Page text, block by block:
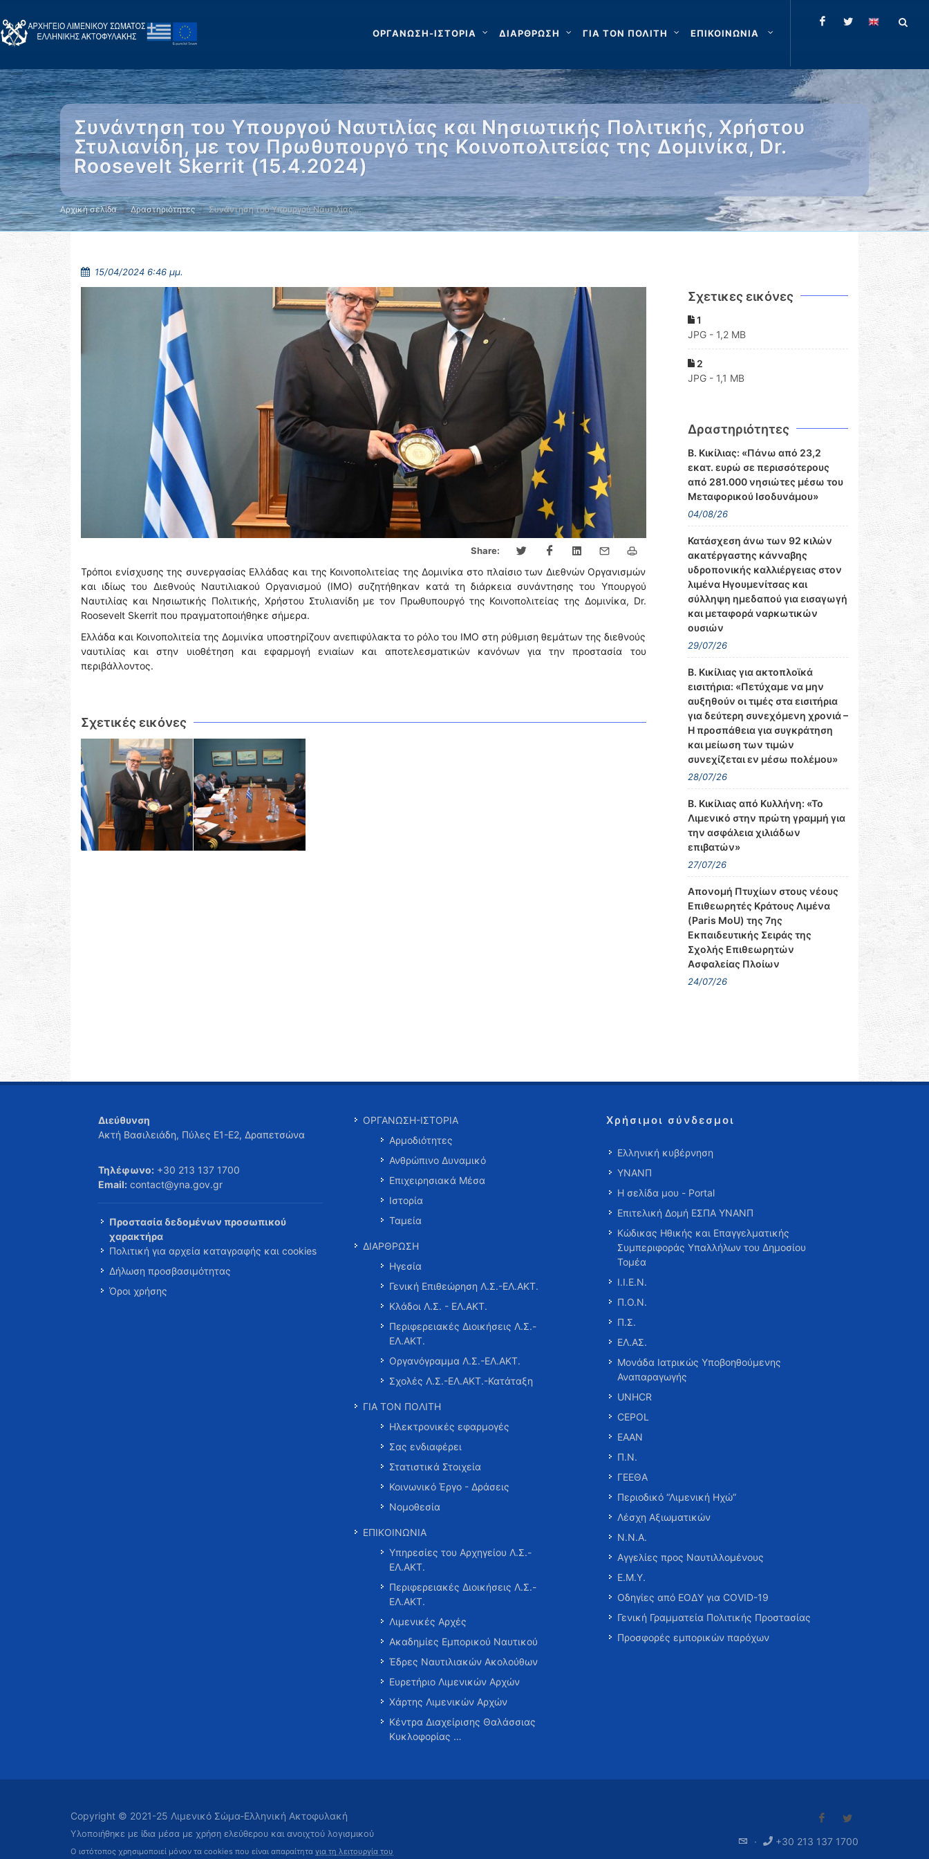
ΟΡΓΑΝΩΣΗ-ΙΣΤΟΡΙΑ ΔΙΑΡΘΡΩΣΗ ΓΙΑ ΤΟΝ ΠΟΛΙΤΗ ΕΠΙΚΟΙΝΩΝΙΑ
Συνάντηση του Υπουργού Ναυτιλίας και Νησιωτικής Πολιτικής, Χρήστου
Στυλιανίδη, με τον Πρωθυπουργό της Κοινοπολιτείας της Δομινίκα, Dr.
Roosevelt Skerrit (15.4.2024)
Αρχική σελίδα Δραστηριότητες Συνάντηση του Υπουργού Ναυτιλίας …
15/04/2024 6:46 μμ.
Share:
Τρόποι ενίσχυσης της συνεργασίας Ελλάδας και της Κοινοπολιτείας της Δομινίκα στο πλαίσιο των Διεθνών Οργανισμών
και ιδίως του Διεθνούς Ναυτιλιακού Οργανισμού (IMΟ) συζητήθηκαν κατά τη διάρκεια συνάντησης του Υπουργού
Ναυτιλίας και Νησιωτικής Πολιτικής, Χρήστου Στυλιανίδη με τον Πρωθυπουργό της Κοινοπολιτείας της Δομινίκα, Dr.
Roosevelt Skerrit που πραγματοποιήθηκε σήμερα.
Ελλάδα και Κοινοπολιτεία της Δομινίκα υποστηρίζουν ανεπιφύλακτα το ρόλο του ΙΜΟ στη ρύθμιση θεμάτων της διεθνούς
ναυτιλίας και στην υιοθέτηση και εφαρμογή ενιαίων και αποτελεσματικών κανόνων για την προστασία του
περιβάλλοντος.
Σχετικές εικόνες
Σχετικες εικόνες
1
JPG - 1,2 MB
2
JPG - 1,1 MB
Δραστηριότητες
Β. Κικίλιας: «Πάνω από 23,2
εκατ. ευρώ σε περισσότερους
από 281.000 νησιώτες μέσω του
Μεταφορικού Ισοδυνάμου»
04/08/26
Κατάσχεση άνω των 92 κιλών
ακατέργαστης κάνναβης
υδροπονικής καλλιέργειας στον
λιμένα Ηγουμενίτσας και
σύλληψη ημεδαπού για εισαγωγή
και μεταφορά ναρκωτικών
ουσιών
29/07/26
Β. Κικίλιας για ακτοπλοϊκά
εισιτήρια: «Πετύχαμε να μην
αυξηθούν οι τιμές στα εισιτήρια
για δεύτερη συνεχόμενη χρονιά –
Η προσπάθεια για συγκράτηση
και μείωση των τιμών
συνεχίζεται εν μέσω πολέμου»
28/07/26
Β. Κικίλιας από Κυλλήνη: «Το
Λιμενικό στην πρώτη γραμμή για
την ασφάλεια χιλιάδων
επιβατών»
27/07/26
Απονομή Πτυχίων στους νέους
Επιθεωρητές Κράτους Λιμένα
(Paris MoU) της 7ης
Εκπαιδευτικής Σειράς της
Σχολής Επιθεωρητών
Ασφαλείας Πλοίων
24/07/26
Διεύθυνση
Ακτή Βασιλειάδη, Πύλες Ε1-Ε2, Δραπετσώνα
Τηλέφωνο: +30 213 137 1700
Email: contact@yna.gov.gr
Προστασία δεδομένων προσωπικού
χαρακτήρα
Πολιτική για αρχεία καταγραφής και cookies
Δήλωση προσβασιμότητας
Όροι χρήσης
ΟΡΓΑΝΩΣΗ-ΙΣΤΟΡΙΑ
Αρμοδιότητες
Ανθρώπινο Δυναμικό
Επιχειρησιακά Μέσα
Ιστορία
Ταμεία
ΔΙΑΡΘΡΩΣΗ
Ηγεσία
Γενική Επιθεώρηση Λ.Σ.-ΕΛ.ΑΚΤ.
Κλάδοι Λ.Σ. - ΕΛ.ΑΚΤ.
Περιφερειακές Διοικήσεις Λ.Σ.-
ΕΛ.ΑΚΤ.
Οργανόγραμμα Λ.Σ.-ΕΛ.ΑΚΤ.
Σχολές Λ.Σ.-ΕΛ.ΑΚΤ.-Κατάταξη
ΓΙΑ ΤΟΝ ΠΟΛΙΤΗ
Ηλεκτρονικές εφαρμογές
Σας ενδιαφέρει
Στατιστικά Στοιχεία
Κοινωνικό Έργο - Δράσεις
Νομοθεσία
ΕΠΙΚΟΙΝΩΝΙΑ
Υπηρεσίες του Αρχηγείου Λ.Σ.-
ΕΛ.ΑΚΤ.
Περιφερειακές Διοικήσεις Λ.Σ.-
ΕΛ.ΑΚΤ.
Λιμενικές Αρχές
Ακαδημίες Εμπορικού Ναυτικού
Έδρες Ναυτιλιακών Ακολούθων
Ευρετήριο Λιμενικών Αρχών
Χάρτης Λιμενικών Αρχών
Κέντρα Διαχείρισης Θαλάσσιας
Κυκλοφορίας …
Χρήσιμοι σύνδεσμοι
Ελληνική κυβέρνηση
ΥΝΑΝΠ
Η σελίδα μου - Portal
Επιτελική Δομή ΕΣΠΑ ΥΝΑΝΠ
Κώδικας Ηθικής και Επαγγελματικής
Συμπεριφοράς Υπαλλήλων του Δημοσίου
Τομέα
Ι.Ι.Ε.Ν.
Π.Ο.Ν.
Π.Σ.
ΕΛ.ΑΣ.
Μονάδα Ιατρικώς Υποβοηθούμενης
Αναπαραγωγής
UNHCR
CEPOL
ΕΑΑΝ
Π.Ν.
ΓΕΕΘΑ
Περιοδικό “Λιμενική Ηχώ”
Λέσχη Αξιωματικών
Ν.Ν.Α.
Αγγελίες προς Ναυτιλλομένους
Ε.Μ.Υ.
Οδηγίες από ΕΟΔΥ για COVID-19
Γενική Γραμματεία Πολιτικής Προστασίας
Προσφορές εμπορικών παρόχων
Copyright © 2021-25 Λιμενικό Σώμα-Ελληνική Ακτοφυλακή
Υλοποιήθηκε με ίδια μέσα με χρήση ελεύθερου και ανοιχτού λογισμικού
Ο ιστότοπος χρησιμοποιεί μόνον τα cookies που είναι απαραίτητα για τη λειτουργία του
· +30 213 137 1700